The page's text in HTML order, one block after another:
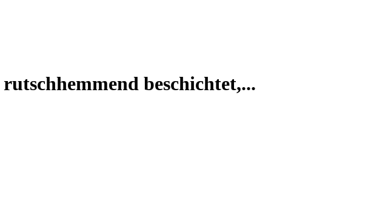
beschichtet,...